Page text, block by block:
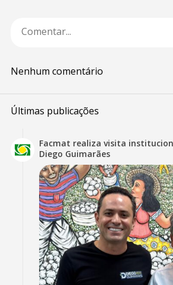
Nenhum comentário
Últimas publicações
Facmat realiza visita
Diego Guimarães